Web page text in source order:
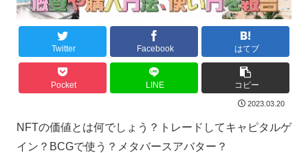
Twitter Facebook はてブ
Pocket LINE コピー
2023.03.20
NFTの価値とは何でしょう？トレードしてキャピタルゲ
イン？BCGで使う？メタバースアバター？